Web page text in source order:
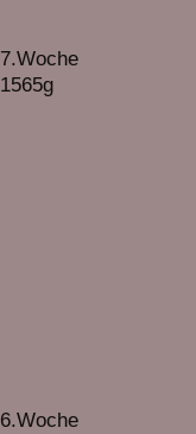
7.Woche
1565g
6.Woche